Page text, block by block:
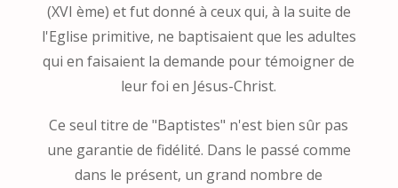
(XVI ème) et fut donné à ceux qui, à la suite de
l'Eglise primitive, ne baptisaient que les adultes
qui en faisaient la demande pour témoigner de
leur foi en Jésus-Christ.
Ce seul titre de "Baptistes" n'est bien sûr pas
une garantie de fidélité. Dans le passé comme
dans le présent, un grand nombre de